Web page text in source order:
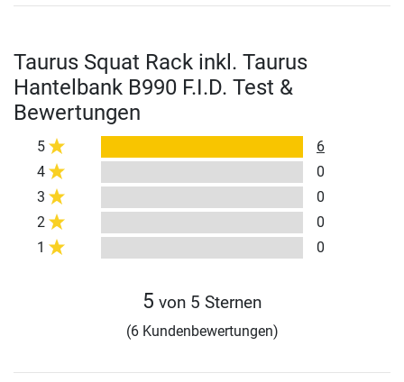
Taurus Squat Rack inkl. Taurus
Hantelbank B990 F.I.D. Test &
Bewertungen
5
6
4
0
3
0
2
0
1
0
5 von 5 Sternen
(6 Kundenbewertungen)